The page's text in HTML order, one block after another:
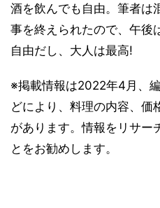
酒を飲んでも自由。筆者は
事を終えられたので、午後
自由だし、大人は最高!
※掲載情報は2022年4月、
どにより、料理の内容、価
があります。情報をリサー
とをお勧めします。